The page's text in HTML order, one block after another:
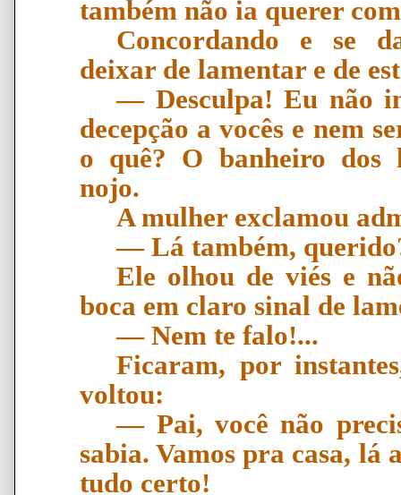
também não ia querer
Concordando e se
deixar de lamentar e de
―Desculpa! Eu não
decepção a vocês e nem
o quê? O banheiro dos
nojo.
A mulher exclamou
―Lá também,
Ele olhou de viés e
boca em claro sinal de
―Nem te falo!...
Ficaram, por
voltou:
―Pai, você não
sabia. Vamos pra casa, lá
tudo certo!